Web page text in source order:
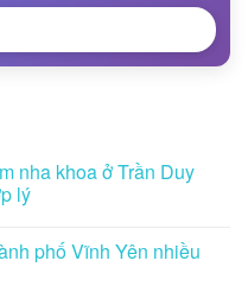
nha khoa ở Trần Duy
lý
phố Vĩnh Yên nhiều